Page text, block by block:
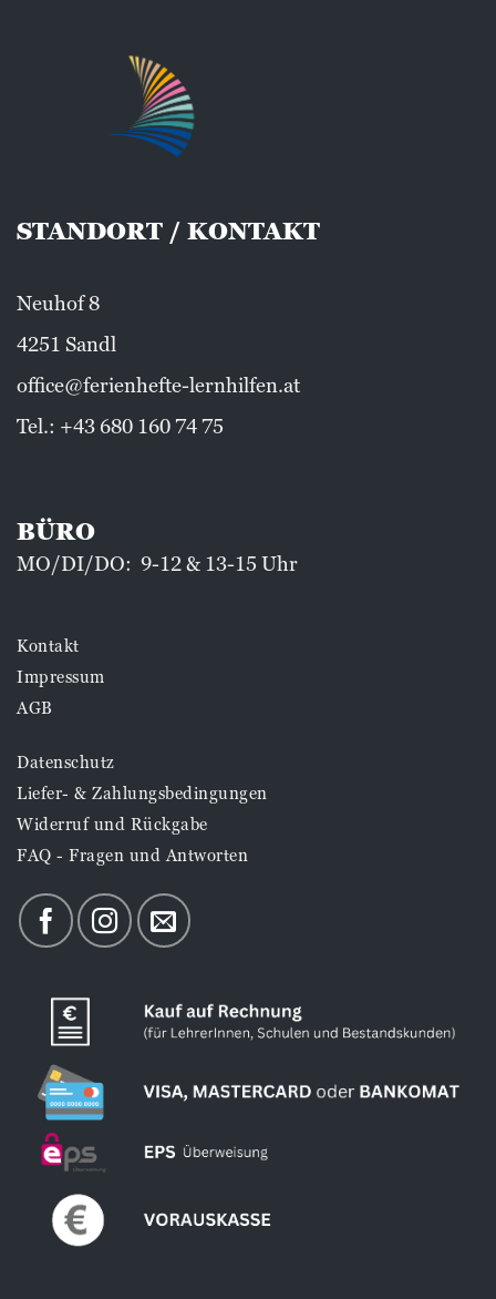
STANDORT / KONTAKT
Neuhof 8
4251 Sandl
office@ferienhefte-lernhilfen.at
Tel.: +43 680 160 74 75
BÜRO
MO/DI/DO: 9-12 & 13-15 Uhr
Kontakt
Impressum
AGB
Datenschutz
Liefer- & Zahlungsbedingungen
Widerruf und Rückgabe
FAQ - Fragen und Antworten